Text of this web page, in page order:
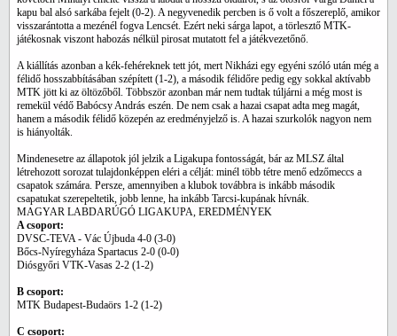
kapu bal alsó sarkába fejelt (0-2). A negyvenedik percben is ő volt a főszereplő, amikor
visszarántotta a mezénél fogva Lencsét. Ezért neki sárga lapot, a törlesztő MTK-
játékosnak viszont habozás nélkül pirosat mutatott fel a játékvezetőnő.
A kiállítás azonban a kék-fehéreknek tett jót, mert Nikházi egy egyéni szóló után még a
félidő hosszabbításában szépített (1-2), a második félidőre pedig egy sokkal aktívabb
MTK jött ki az öltözőből. Többször azonban már nem tudtak túljárni a még most is
remekül védő Babócsy András eszén. De nem csak a hazai csapat adta meg magát,
hanem a második félidő közepén az eredményjelző is. A hazai szurkolók nagyon nem
is hiányolták.
Mindenesetre az állapotok jól jelzik a Ligakupa fontosságát, bár az MLSZ által
létrehozott sorozat tulajdonképpen eléri a célját: minél több tétre menő edzőmeccs a
csapatok számára. Persze, amennyiben a klubok továbbra is inkább második
csapatukat szerepeltetik, jobb lenne, ha inkább Tarcsi-kupának hívnák.
MAGYAR LABDARÚGÓ LIGAKUPA, EREDMÉNYEK
A csoport:
DVSC-TEVA - Vác Újbuda 4-0 (3-0)
Bőcs-Nyíregyháza Spartacus 2-0 (0-0)
Diósgyőri VTK-Vasas 2-2 (1-2)
B csoport:
MTK Budapest-Budaörs 1-2 (1-2)
C csoport: